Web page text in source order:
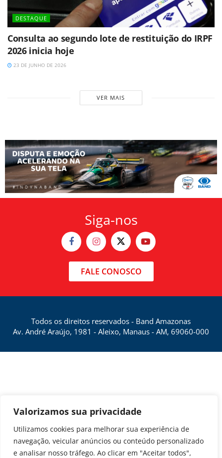
Valorizamos sua privacidade
Utilizamos cookies para melhorar sua experiência de
navegação, veicular anúncios ou conteúdo personalizado
e analisar nosso tráfego. Ao clicar em "Aceitar todos",
DESTAQUE
Consulta ao segundo lote de restituição do IRPF
2026 inicia hoje
23 DE JUNHO DE 2026
VER MAIS
Siga-nos
FALE CONOSCO
Todos os direitos reservados - Band Amazonas
Av. André Araújo, 1981 - Aleixo, Manaus - AM, 69060-000